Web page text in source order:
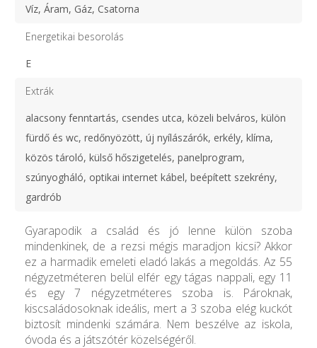
Víz, Áram, Gáz, Csatorna
Energetikai besorolás
E
Extrák
alacsony fenntartás, csendes utca, közeli belváros, külön
fürdő és wc, redőnyözött, új nyílászárók, erkély, klíma,
közös tároló, külső hőszigetelés, panelprogram,
szúnyogháló, optikai internet kábel, beépített szekrény,
gardrób
Gyarapodik a család és jó lenne külön szoba
mindenkinek, de a rezsi mégis maradjon kicsi? Akkor
ez a harmadik emeleti eladó lakás a megoldás. Az 55
négyzetméteren belül elfér egy tágas nappali, egy 11
és egy 7 négyzetméteres szoba is. Pároknak,
kiscsaládosoknak ideális, mert a 3 szoba elég kuckót
biztosít mindenki számára. Nem beszélve az iskola,
óvoda és a játszótér közelségéről.